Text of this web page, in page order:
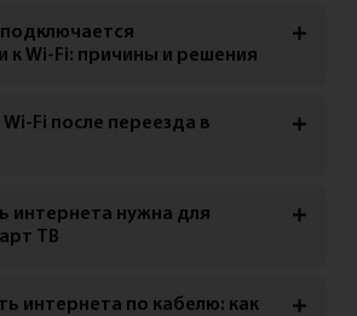
к Wi-Fi: причины и решения
Fi после переезда в
интернета нужна для
ТВ
интернета по кабелю: как